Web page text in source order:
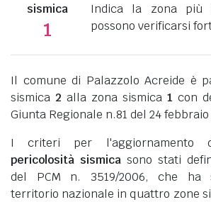
sismica
1
Indica la zona più
possono verificarsi
Il comune di Palazzolo Acreide è
sismica 2 alla zona sismica 1 con
Giunta Regionale n.81 del 24 febbraio
I criteri per l'aggiornamento
pericolosità sismica sono stati
del PCM n. 3519/2006, che ha
territorio nazionale in quattro zone